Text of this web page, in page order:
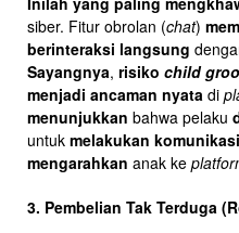
siber. Fitur obrolan (chat)
berinteraksi langsung
Sayangnya, risiko child
menjadi ancaman nyata di
menunjukkan bahwa pelaku
untuk melakukan komunikasi
mengarahkan anak ke
3. Pembelian Tak Terduga